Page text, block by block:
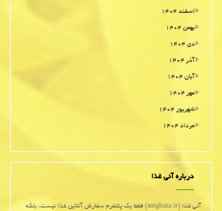
اسفند ۱۴۰۴
بهمن ۱۴۰۴
دی ۱۴۰۴
آذر ۱۴۰۴
آبان ۱۴۰۴
مهر ۱۴۰۴
شهریور ۱۴۰۴
مرداد ۱۴۰۴
درباره آنی غذا
آنی غذا (anighaza.ir) فقط یک پلتفرم سفارش آنلاین غذا نیست، بلکه